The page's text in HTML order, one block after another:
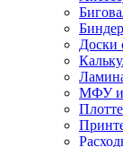
Доски
МФУ и